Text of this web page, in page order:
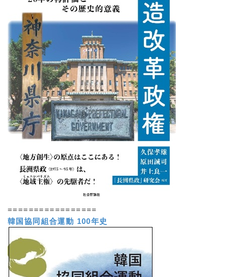
=================
韓国協同組合運動 100年史